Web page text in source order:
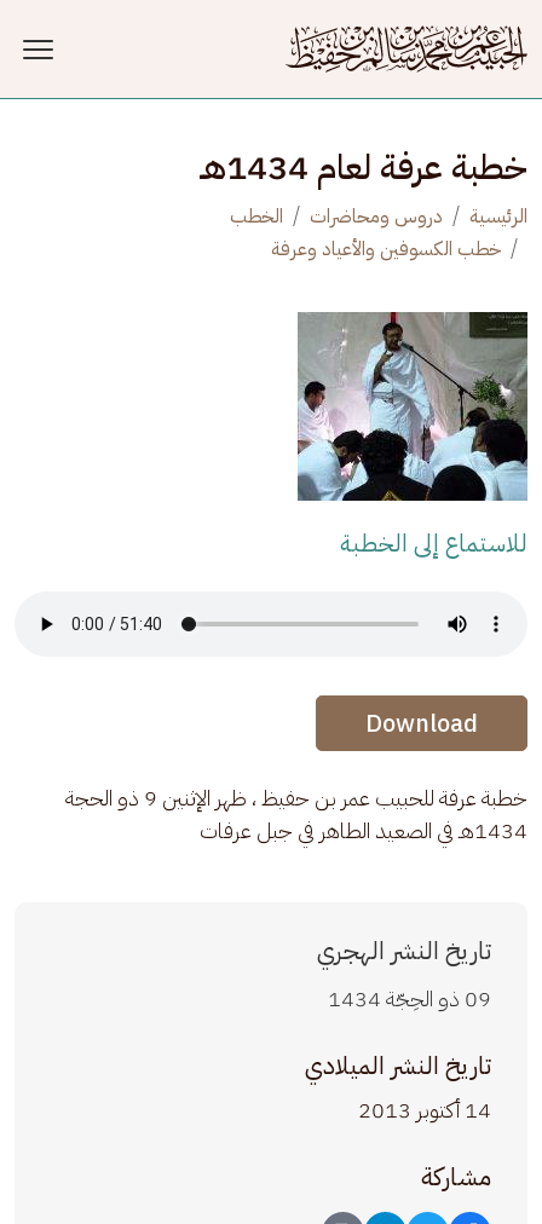
خطبة عرفة لعام 1434هـ
الرئيسية دروس ومحاضرات
الخطب
خطب الكسوفين والأعياد وعرفة
للاستماع إلى الخطبة
Audio Stream
Audio Stream
Download
خطبة عرفة للحبيب عمر بن حفيظ ، ظهر الإثنين 9 ذو الحجة
1434هـ في الصعيد الطاهر في جبل عرفات
تاريخ النشر الهجري
09 ذو الحِجّة 1434
تاريخ النشر الميلادي
14 أكتوبر 2013
مشاركة